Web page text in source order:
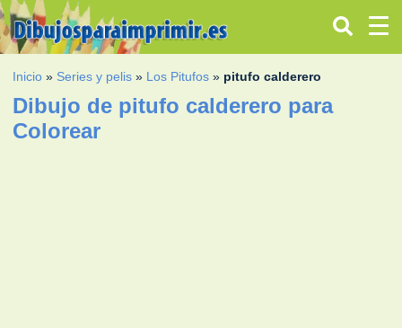
Inicio » Series y pelis » Los Pitufos » pitufo calderero
Dibujo de pitufo calderero para
Colorear